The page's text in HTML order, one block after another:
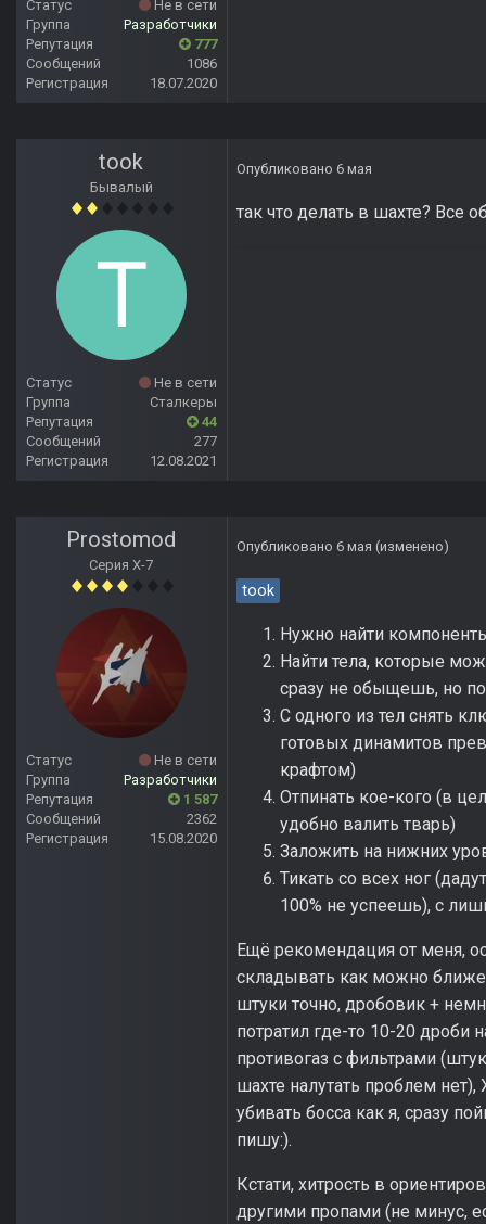
Статус
Не в сети
Группа
Разработчики
Репутация
777
Сообщений
1086
Регистрация
18.07.2020
took
Бывалый
Статус
Не в сети
Группа
Сталкеры
Репутация
44
Сообщений
277
Регистрация
12.08.2021
Опубликовано 6 мая
так что делать в шахте? Все
Prostomod
Серия Х-7
Статус
Не в сети
Группа
Разработчики
Репутация
1 587
Сообщений
2362
Регистрация
15.08.2020
Опубликовано 6 мая (изменено)
took
Нужно найти
Найти тела, которые
сразу не обыщешь, но
С одного из тел снять
готовых динамитов
крафтом)
Отпинать кое-кого (в
удобно валить тварь)
Заложить на нижних
Тикать со всех ног
100% не успеешь), с
Ещё рекомендация от меня,
складывать как можно ближе
штуки точно, дробовик +
потратил где-то 10-20 дроби
противогаз с фильтрами
шахте налутать проблем
убивать босса как я, сразу
пишу:).
Кстати, хитрость в
другими пропами (не минус,